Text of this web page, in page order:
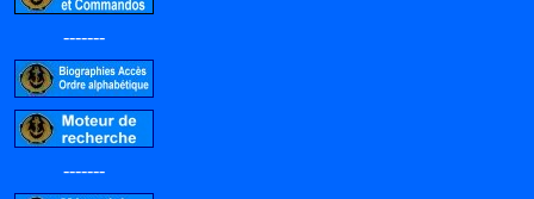
-------
-------